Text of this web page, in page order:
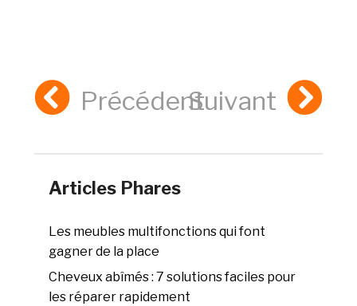
PrécédentSuivant
Articles Phares
Les meubles multifonctions qui font
gagner de la place
Cheveux abîmés : 7 solutions faciles pour
les réparer rapidement